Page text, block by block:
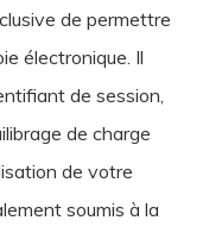
de permettre
électronique. Il
de session,
de charge
de votre
soumis à la